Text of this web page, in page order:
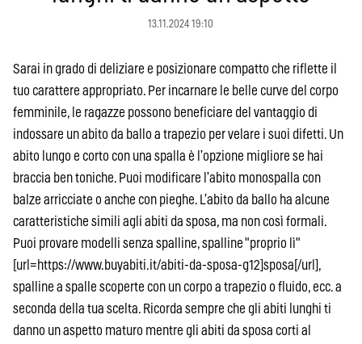
13.11.2024 19:10
Sarai in grado di deliziare e posizionare compatto che riflette il
tuo carattere appropriato. Per incarnare le belle curve del corpo
femminile, le ragazze possono beneficiare del vantaggio di
indossare un abito da ballo a trapezio per velare i suoi difetti. Un
abito lungo e corto con una spalla è l’opzione migliore se hai
braccia ben toniche. Puoi modificare l’abito monospalla con
balze arricciate o anche con pieghe. L’abito da ballo ha alcune
caratteristiche simili agli abiti da sposa, ma non così formali.
Puoi provare modelli senza spalline, spalline "proprio lì"
[url=https://www.buyabiti.it/abiti-da-sposa-g12]sposa[/url],
spalline a spalle scoperte con un corpo a trapezio o fluido, ecc. a
seconda della tua scelta. Ricorda sempre che gli abiti lunghi ti
danno un aspetto maturo mentre gli abiti da sposa corti al